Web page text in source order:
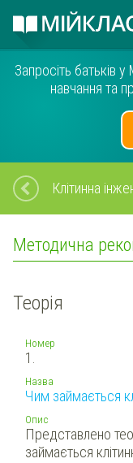
Запросіть батьків
навчання та
Клітинна
Методична
Теорія
Номер
1.
Назва
Чим займається
Опис
Представлено
займається